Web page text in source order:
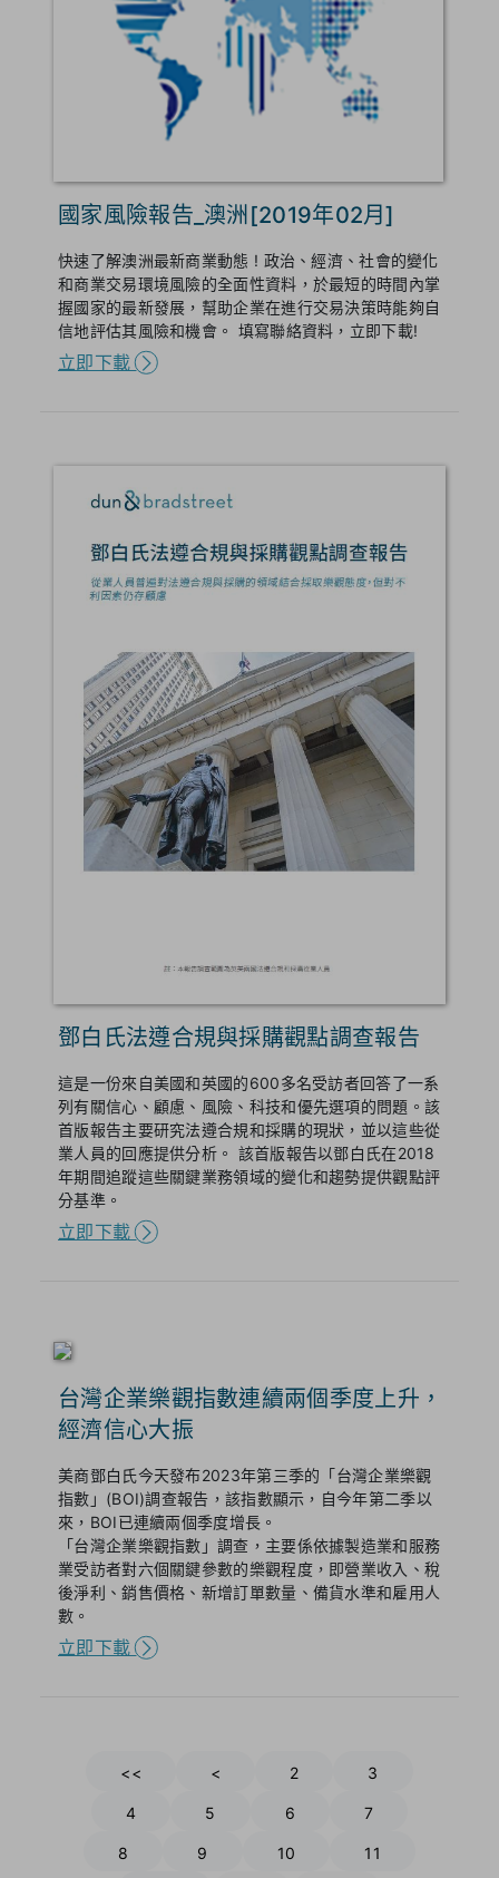
國家風險報告_澳洲[2019年02月]
快速了解澳洲最新商業動態 ! 政治、經濟、社會的變化
和商業交易環境風險的全面性資料，於最短的時間內掌
握國家的最新發展，幫助企業在進行交易決策時能夠自
信地評估其風險和機會。 填寫聯絡資料，立即下載!
立即下載
鄧白氏法遵合規與採購觀點調查報告
這是一份來自美國和英國的600多名受訪者回答了一系
列有關信心、顧慮、風險、科技和優先選項的問題。該
首版報告主要研究法遵合規和採購的現狀，並以這些從
業人員的回應提供分析。 該首版報告以鄧白氏在2018
年期間追蹤這些關鍵業務領域的變化和趨勢提供觀點評
分基準。
立即下載
台灣企業樂觀指數連續兩個季度上升，
經濟信心大振
美商鄧白氏今天發布2023年第三季的「台灣企業樂觀
指數」(BOI)調查報告，該指數顯示，自今年第二季以
來，BOI已連續兩個季度增長。
「台灣企業樂觀指數」調查，主要係依據製造業和服務
業受訪者對六個關鍵參數的樂觀程度，即營業收入、稅
後淨利、銷售價格、新增訂單數量、備貨水準和雇用人
數。
立即下載
<< < 2 3
4 5 6 7
8 9 10 11